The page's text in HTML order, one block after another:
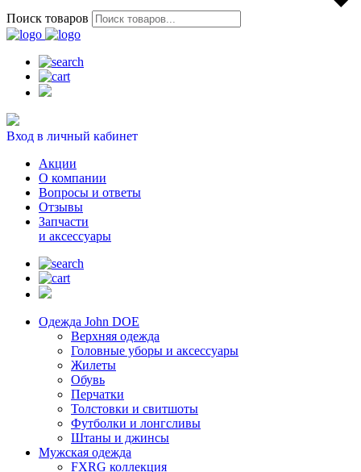
Поиск товаров
Вход в личный кабинет
Акции
О компании
Вопросы и ответы
Отзывы
Запчасти
и аксессуары
Одежда John DOE
Верхняя одежда
Головные уборы и аксессуары
Жилеты
Обувь
Перчатки
Толстовки и свитшоты
Футболки и лонгсливы
Штаны и джинсы
Мужская одежда
FXRG коллекция